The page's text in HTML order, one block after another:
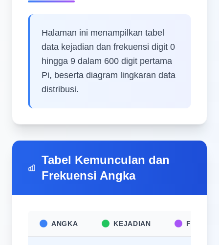
Halaman ini menampilkan tabel
data kejadian dan frekuensi digit 0
hingga 9 dalam 600 digit pertama
Pi, beserta diagram lingkaran data
distribusi.
Tabel Kemunculan dan
Frekuensi Angka
ANGKA KEJADIAN